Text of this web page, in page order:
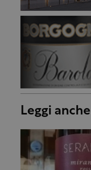
Leggi anche